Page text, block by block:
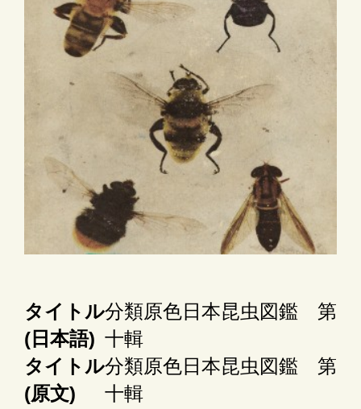
タイトル
(日本語)
分類原色日本昆虫図鑑 第
十輯
タイトル
(原文)
分類原色日本昆虫図鑑 第
十輯